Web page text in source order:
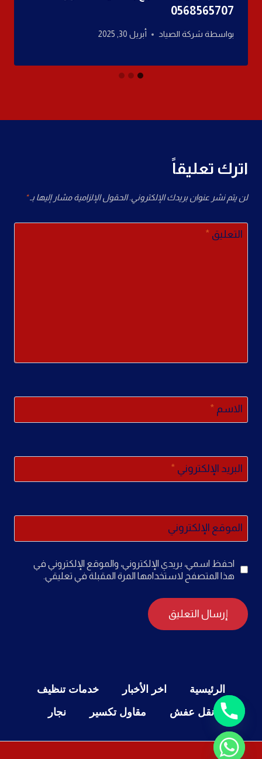
0568565707
بواسطة شركة الصياد أبريل 30, 2025
اترك تعليقاً
لن يتم نشر عنوان بريدك الإلكتروني. الحقول الإلزامية مشار إليها بـ*
التعليق *
الاسم *
البريد الإلكتروني *
الموقع الإلكتروني
احفظ اسمي، بريدي الإلكتروني، والموقع الإلكتروني في
هذا المتصفح لاستخدامها المرة المقبلة في تعليقي.
الرئيسية اخر الأخبار
خدمات تنظيف
نقل عفش
مقاول تكسير نجار
Chaty